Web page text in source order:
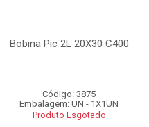
Bobina Pic 2L 20X30 C400
Código: 3875
Embalagem: UN - 1X1UN
Produto Esgotado